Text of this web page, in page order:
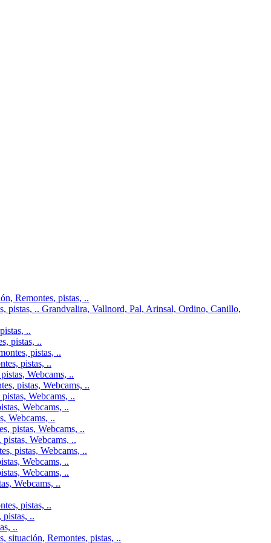
Remontes, pistas, ..
pistas, .. Grandvalira, Vallnord, Pal, Arinsal, Ordino, Canillo,
..
pistas, ..
pistas, ..
pistas, ..
Webcams, ..
pistas, Webcams, ..
Webcams, ..
Webcams, ..
Webcams, ..
pistas, Webcams, ..
Webcams, ..
pistas, Webcams, ..
Webcams, ..
Webcams, ..
Webcams, ..
pistas, ..
..
..
situación, Remontes, pistas, ..